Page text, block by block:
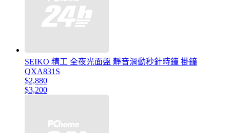
SEIKO 精工 全夜光面盤 靜音滑動秒針時鐘 掛鐘
QXA831S
$2,880
$3,200